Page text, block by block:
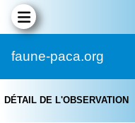
faune-paca.org
DÉTAIL DE L'OBSERVATION